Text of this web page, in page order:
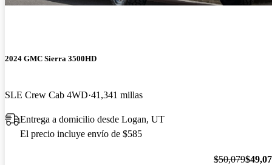
2024 GMC Sierra 3500HD
SLE Crew Cab 4WD 41,341 millas
Entrega a domicilio desde Logan, UT
El precio incluye envío de $585
$50,079